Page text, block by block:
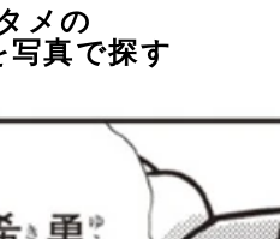
メの
写真で探す